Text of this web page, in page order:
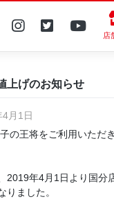
店
上げのお知らせ
月1日
の王将をご利用いただ
2019年4月1日より国分
りました。